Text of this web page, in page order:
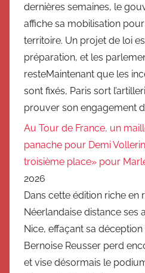
dernières semaines, le
affiche sa mobilisation pour
territoire. Un projet de loi
préparation, et les
resteMaintenant que les
sont fixés, Paris sort
prouver son engagement
Au Tour de France, un
panache pour Demi
troisième place» pour
2026
Dans cette édition riche en
Néerlandaise distance ses
Nice, effaçant sa
Bernoise Reusser perd
et vise désormais le